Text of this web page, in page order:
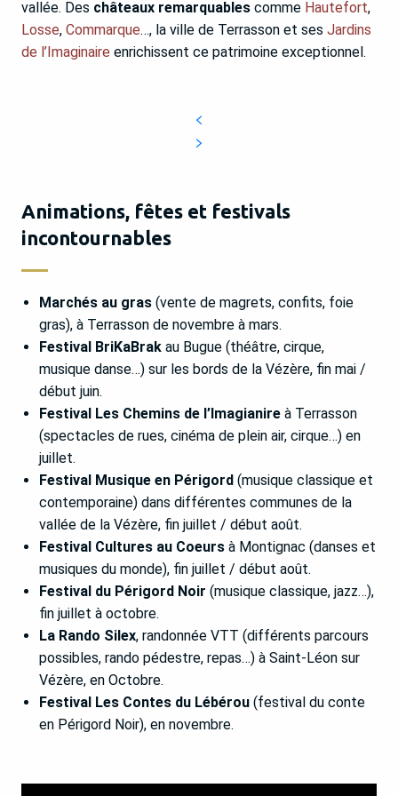
vallée. Des châteaux remarquables comme Hautefort,
Losse, Commarque…, la ville de Terrasson et ses Jardins
de l’Imaginaire enrichissent ce patrimoine exceptionnel.
Animations, fêtes et festivals
incontournables
Marchés au gras (vente de magrets, confits, foie
gras), à Terrasson de novembre à mars.
Festival BriKaBrak au Bugue (théâtre, cirque,
musique danse…) sur les bords de la Vézère, fin mai /
début juin.
Festival Les Chemins de l’Imagianire à Terrasson
(spectacles de rues, cinéma de plein air, cirque…) en
juillet.
Festival Musique en Périgord (musique classique et
contemporaine) dans différentes communes de la
vallée de la Vézère, fin juillet / début août.
Festival Cultures au Coeurs à Montignac (danses et
musiques du monde), fin juillet / début août.
Festival du Périgord Noir (musique classique, jazz…),
fin juillet à octobre.
La Rando Silex, randonnée VTT (différents parcours
possibles, rando pédestre, repas…) à Saint-Léon sur
Vézère, en Octobre.
Festival Les Contes du Lébérou (festival du conte
en Périgord Noir), en novembre.